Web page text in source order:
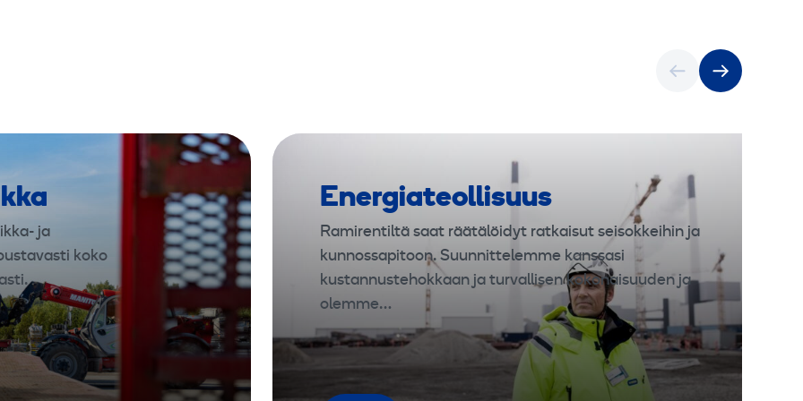
ja
koko
Energiateollisuus
Ramirentiltä saat räätälöidyt ratkaisut seisokkeihin ja
kunnossapitoon. Suunnittelemme kanssasi
kustannustehokkaan ja turvallisen kokonaisuuden ja
olemme…